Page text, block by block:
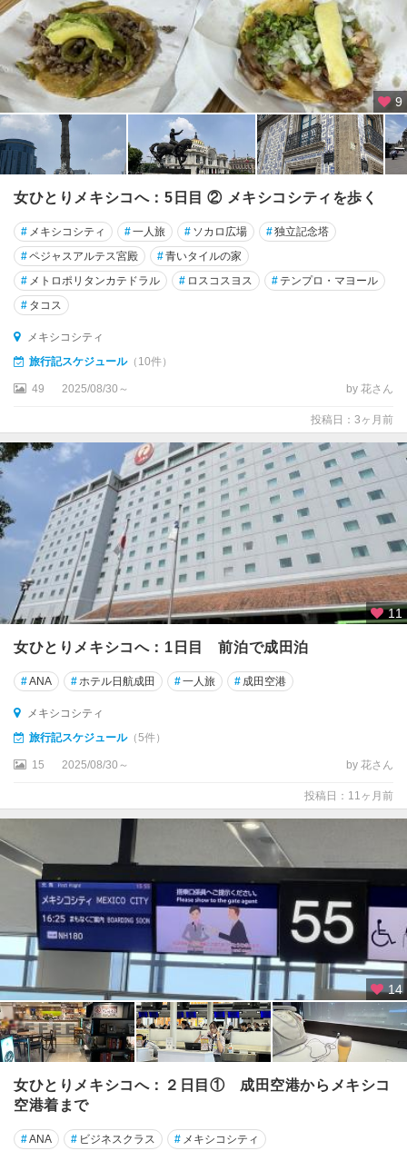
9
女ひとりメキシコへ：5日目 ② メキシコシティを歩く
# メキシコシティ #一人旅 # ソカロ広場 #独立記念塔
#ペジャスアルテス宮殿 #青いタイルの家
# メトロポリタンカテドラル # ロスコスヨス # テンプロ・マヨール
# タコス
メキシコシティ
旅行記スケジュール（10件）
49 2025/08/30～ by 花さん
投稿日：3ヶ月前
11
女ひとりメキシコへ：1日目 前泊で成田泊
#ANA #ホテル日航成田 #一人旅 # 成田空港
メキシコシティ
旅行記スケジュール（5件）
15 2025/08/30～ by 花さん
投稿日：11ヶ月前
14
女ひとりメキシコへ：２日目① 成田空港からメキシコ
空港着まで
#ANA # ビジネスクラス # メキシコシティ